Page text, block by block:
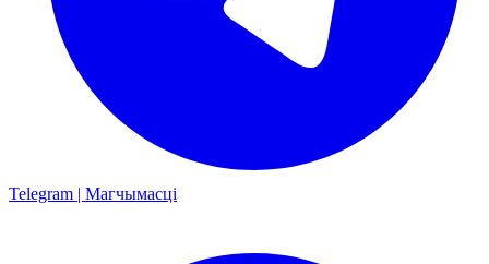
Telegram | Магчымасці